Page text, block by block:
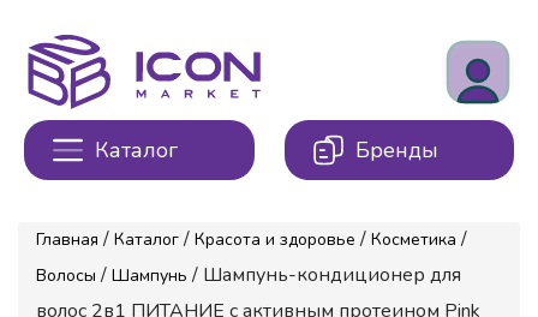
Каталог Бренды
Главная / Каталог / Красота и здоровье / Косметика /
Волосы / Шампунь / Шампунь-кондиционер для
волос 2в1 ПИТАНИЕ с активным протеином Pink